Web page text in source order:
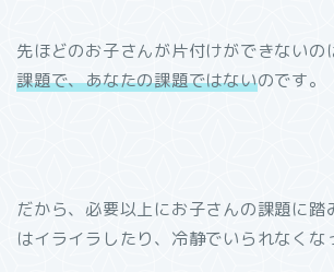
先ほどのお子さんが片付けができないの
課題で、あなたの課題ではないのです。
だから、必要以上にお子さんの課題に踏
はイライラしたり、冷静でいられなくな